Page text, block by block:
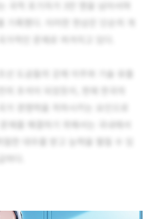
국적 포기자가 3만 명을 넘어서며
기록했다. 이러한 현상은 단순히 개
가적인 문제로 여겨지고 있다.
선 도공들의 강제 이주와 기술 유출
의 초석이 되었듯이, 현재 한국의
가 경쟁력을 저하시키는 요인으로
제를 해결하기 위해서는 국내에서
절한 대우를 받고 능력을 펼칠 수 있